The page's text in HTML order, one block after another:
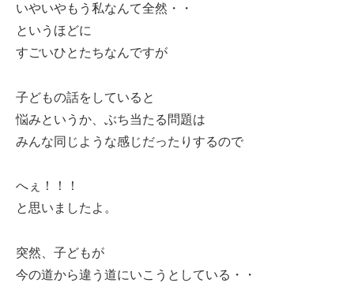
いやいやもう私なんて全然・・
というほどに
すごいひとたちなんですが
子どもの話をしていると
悩みというか、ぶち当たる問題は
みんな同じような感じだったりするので
へぇ！！！
と思いましたよ。
突然、子どもが
今の道から違う道にいこうとしている・・